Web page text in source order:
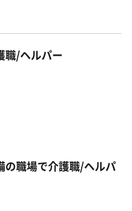
職/ヘルパー
の職場で介護職/ヘルパ